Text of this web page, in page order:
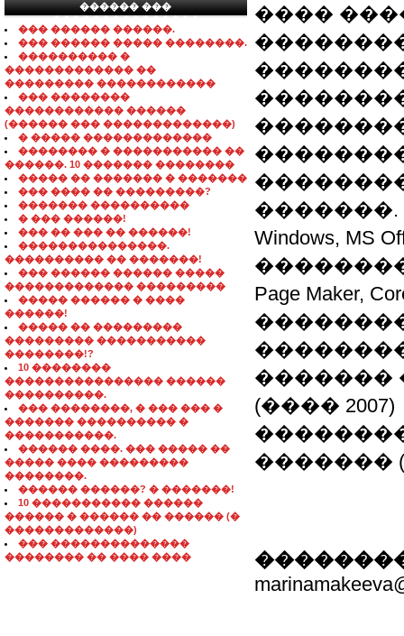
������ ���
���������������
��� ������ ������.
��� ������ ����� ��������.
���������� �
������������� ��
��������� ������������
��� ��������
������������ ������
(������ ��� �������������)
� ����� �������������
�������� � ����������� ��
������. 10 ������� ��������
����� �� ������� � �������
��� ���� �� ���������?
������� ����������
� ��� ������!
��� �� ��� �� ������!
���������������.
���������� �� �������!
��� ������ ������ �����
������������� ���������
����� ������ � ����
������!
����� �� ���������
��������� �����������
��������!?
10 ��������
���������������� ������
����������.
��� ��������, � ��� ��� �
������� ���������� �
�����������.
������ ����. ��� ����� ��
����� ���� ���������
��������.
������ ������? � �������!
10 ����������� ������
������ � ������ �� ������ (�
�������������)
��� ��������������
�������� �� ���� ����
����
��������
�������.
Windows, MS
Page Maker,
�������
(���� 2007)
�������